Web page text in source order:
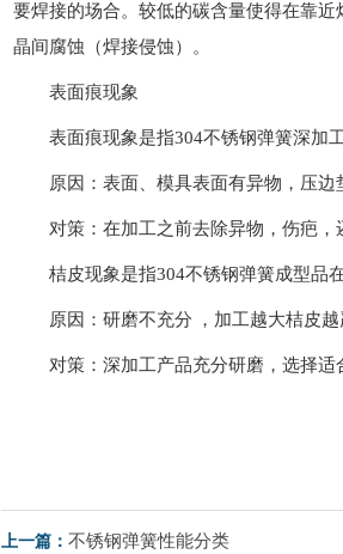
要焊接的场合。较低的碳含量使得在靠
晶间腐蚀（焊接侵蚀）。
表面痕现象
表面痕现象是指304不锈钢弹簧深加
原因：表面、模具表面有异物，压边
对策：在加工之前去除异物，伤疤，
桔皮现象是指304不锈钢弹簧成型品
原因：研磨不充分 ，加工越大桔皮
对策：深加工产品充分研磨，选择适
上一篇： 不锈钢弹簧性能分类